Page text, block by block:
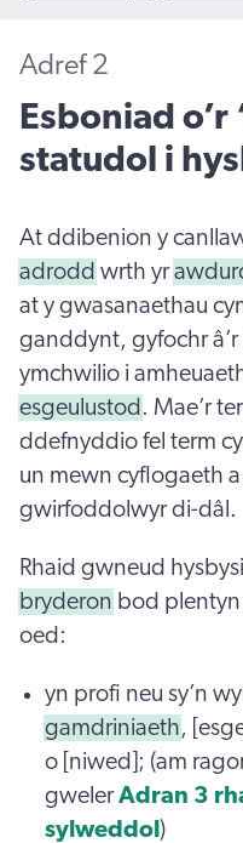
Esboniad
statudol i
Adref 2
At ddibenion y
adrodd wrth yr
at y gwasanaethau
ganddynt, gyfochr
ymchwilio i
esgeulustod . Mae’r
ddefnyddio fel term
un mewn cyflogaeth
gwirfoddolwyr di-dâl.
Rhaid gwneud
bryderon bod
oed:
yn profi neu sy’n
gamdriniaeth,
o [niwed]; (am
gwelerAdran 3
sylweddol )